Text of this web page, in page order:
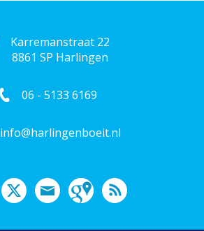
Karremanstraat 22
8861 SP Harlingen
06 - 5133 6169
info@harlingenboeit.nl